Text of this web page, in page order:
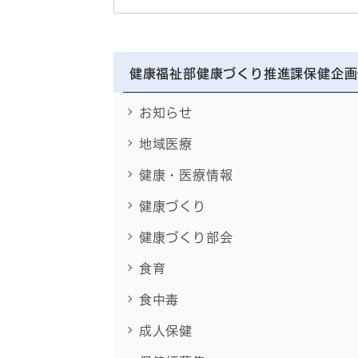
健康福祉部健康づくり推進課保健企
お知らせ
地域医療
健康・医療情報
健康づくり
健康づくり部会
食育
食中毒
成人保健